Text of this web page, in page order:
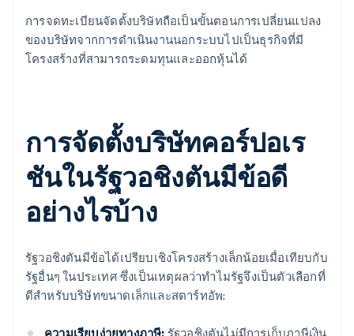
การจดทะเบียนจัดตั้งบริษัทถือเป็นขั้นตอนการเปลี่ยนแปลง
ของบริษัทจากการดำเนินงานนอกระบบไปเป็นธุรกิจที่มี
โครงสร้างที่สามารถระดมทุนและออกหุ้นได้
การจัดตั้งบริษัทคอร์ปอเร
ชันในรัฐวอชิงตันมีข้อดี
อย่างไรบ้าง
รัฐวอชิงตันมีข้อได้เปรียบเชิงโครงสร้างเล็กน้อยเมื่อเทียบกับ
รัฐอื่นๆ ในประเทศ ซึ่งเป็นเหตุผลว่าทำไมรัฐจึงเป็นตัวเลือกที่
ดีสำหรับบริษัทขนาดเล็กและสตาร์ทอัพ: